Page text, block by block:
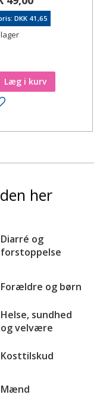
DKK 41,65
Læg i kurv
Tilføj til ønskeseddel
her
Diarré og
forstoppelse
Forældre og børn
Helse, sundhed
og velvære
Kosttilskud
Mænd